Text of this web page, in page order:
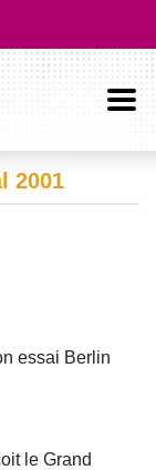
2001
essai Berlin
le Grand